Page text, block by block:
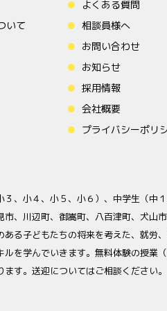
いて
よくある質問
相談員様へ
お問い合わせ
お知らせ
採用情報
会社概要
プライバシーポリ
、小４、小５、小６）、中学生（中
、川辺町、御嵩町、八百津町、犬山市
る子どもたちの将来を考えた、就労
を学んでいきます。無料体験の授業
す。送迎についてはご相談ください。